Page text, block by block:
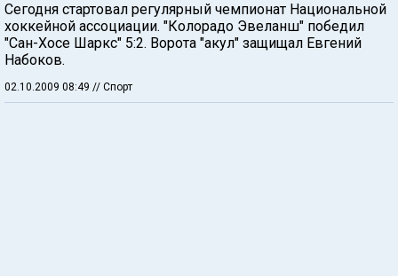
Сегодня стартовал регулярный чемпионат Национальной
хоккейной ассоциации. "Колорадо Эвеланш" победил
"Сан-Хосе Шаркс" 5:2. Ворота "акул" защищал Евгений
Набоков.
02.10.2009 08:49 // Спорт